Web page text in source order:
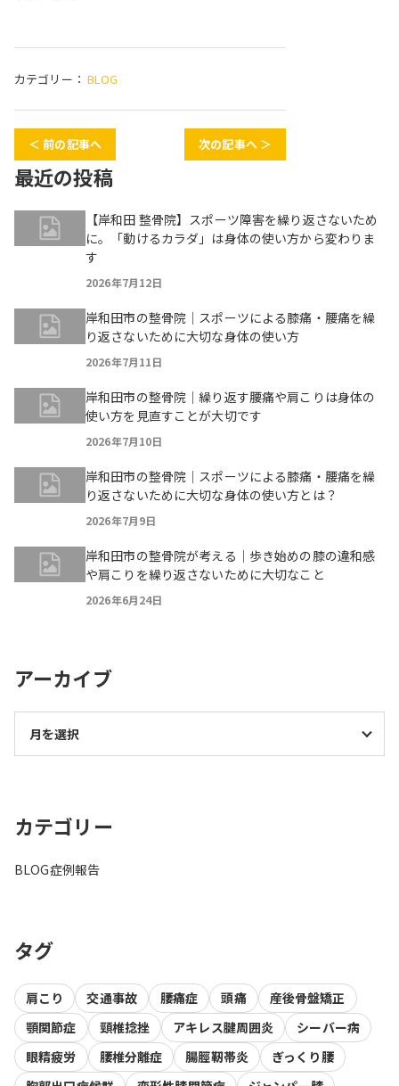
カテゴリー： BLOG
＜ 前の記事へ 次の記事へ ＞
最近の投稿
【岸和田 整骨院】スポーツ障害を繰り返さないため
に。「動けるカラダ」は身体の使い方から変わりま
す
2026年7月12日
岸和田市の整骨院｜スポーツによる膝痛・腰痛を繰
り返さないために大切な身体の使い方
2026年7月11日
岸和田市の整骨院｜繰り返す腰痛や肩こりは身体の
使い方を見直すことが大切です
2026年7月10日
岸和田市の整骨院｜スポーツによる膝痛・腰痛を繰
り返さないために大切な身体の使い方とは？
2026年7月9日
岸和田市の整骨院が考える｜歩き始めの膝の違和感
や肩こりを繰り返さないために大切なこと
2026年6月24日
アーカイブ
カテゴリー
BLOG症例報告
タグ
肩こり 交通事故 腰痛症 頭痛
産後骨盤矯正
顎関節症
頸椎捻挫 アキレス腱周囲炎
シーバー病
眼精疲労
腰椎分離症 腸脛靭帯炎
ぎっくり腰